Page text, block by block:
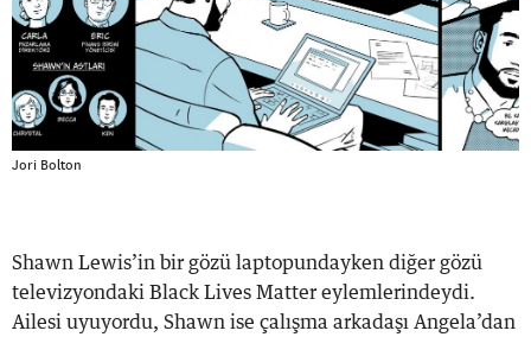
Jori Bolton
Shawn Lewis’in bir gözü laptopundayken diğer gözü
televizyondaki Black Lives Matter eylemlerindeydi.
Ailesi uyuyordu, Shawn ise çalışma arkadaşı Angela’dan